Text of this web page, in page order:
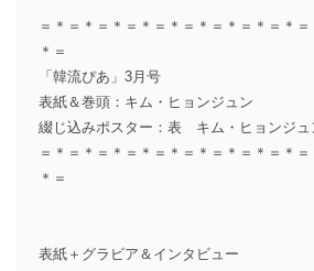
＝＊＝＊＝＊＝＊＝＊＝＊＝＊＝＊＝＊
＊＝
「韓流ぴあ」3月号
表紙＆巻頭：キム・ヒョンジュン
綴じ込みポスター：表 キム・ヒョンジ
＝＊＝＊＝＊＝＊＝＊＝＊＝＊＝＊＝＊
＊＝
表紙＋グラビア＆インタビュー